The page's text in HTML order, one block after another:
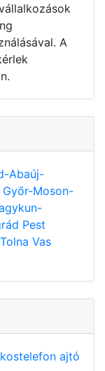
A
Abaúj-
Győr-Moson-
Pest
Tolna Vas
ajtó